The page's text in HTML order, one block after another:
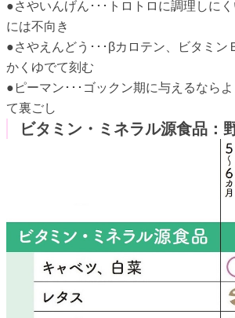
●さやいんげん･･･トロトロに調理しに
には不向き
●さやえんどう･･･βカロテン、ビタミン
かくゆでて刻む
●ピーマン･･･ゴックン期に与えるなら
て裏ごし
ビタミン・ミネラル源食品：